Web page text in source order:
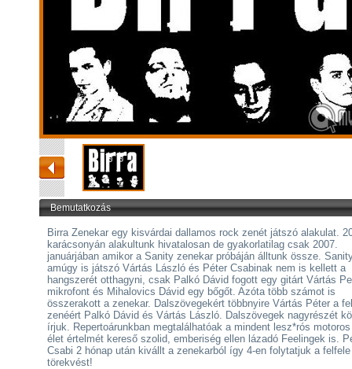
Bemutatkozás
Birra Zenekar egy kisvárdai dallamos rock zenét játszó alakulat.
karácsonyán alakultunk hivatalosan de gyakorlatilag csak 2007.
januárjában amikor a Sanity zenekar próbáján álltunk össze.
amúgy is játszó Vártás László és Péter Csabinak nem is kellett a
hangszerét otthagyni, csak Palkó Dávid fogott egy gitárt Vártás
mikrofont és Mihalovics Dávid egy bőgőt. Azóta több számot is
összerakott a zenekar. Dalszövegekért többnyire Vártás Péter a
zenéért Palkó Dávid és Vártás László. Dalszövegek nagyrészét
írjuk. Repertoárunkban megtalálhatóak a mindent lesz*rós motoros
élet értelmét kereső szolid, emberiség ellen lázadó Feelingek is.
Csabi 2 hónap után kivállt a zenekarból így 4-en folytatjuk a felfele
törekvést!